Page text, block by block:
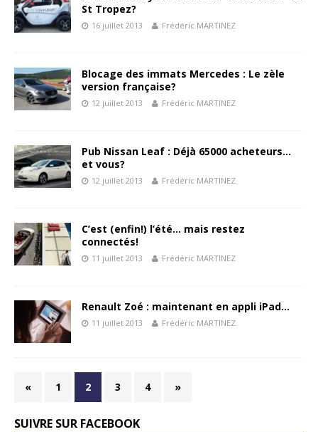
St Tropez?
16 juillet 2013 Frédéric MARTINEZ
Blocage des immats Mercedes : Le zèle
version française?
12 juillet 2013 Frédéric MARTINEZ
Pub Nissan Leaf : Déjà 65000 acheteurs…
et vous?
12 juillet 2013 Frédéric MARTINEZ
C’est (enfin!) l’été… mais restez
connectés!
11 juillet 2013 Frédéric MARTINEZ
Renault Zoé : maintenant en appli iPad…
11 juillet 2013 Frédéric MARTINEZ
« 1 2 3 4 »
SUIVRE SUR FACEBOOK